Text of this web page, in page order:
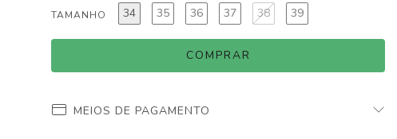
TAMANHO 34 35 36 37 38 39
MEIOS DE PAGAMENTO